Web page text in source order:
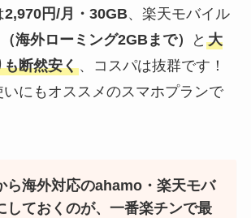
2,970円/月・30GB、楽天モバイル
海外ローミング2GBまで） と 大
断然安く、コスパは抜群です！
いにもオススメのスマホプランで
ら海外対応のahamo・楽天モバ
しておくのが、一番楽チンで最